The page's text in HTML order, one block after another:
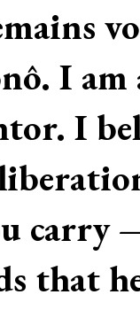
I am
I
carry
that